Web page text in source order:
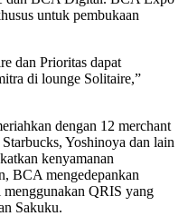
untuk pembukaan
dan Prioritas dapat
di lounge Solitaire,”
dengan 12 merchant
Yoshinoya dan lain
kenyamanan
BCA mengedepankan
menggunakan QRIS yang
Sakuku.